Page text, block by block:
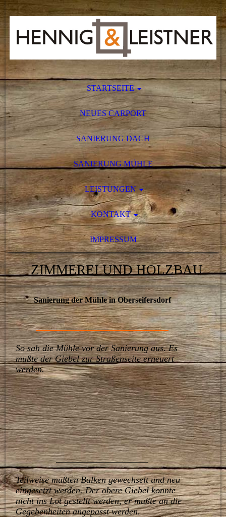
STARTSEITE
NEUES CARPORT
SANIERUNG DACH
SANIERUNG MÜHLE
LEISTUNGEN
KONTAKT
IMPRESSUM
ZIMMEREI UND HOLZBAU
Sanierung der Mühle in Oberseifersdorf
So sah die Mühle vor der Sanierung aus. Es
mußte der Giebel zur Straßenseite erneuert
werden.
Teilweise mußten Balken gewechselt und neu
eingesetzt werden. Der obere Giebel konnte
nicht ins Lot gestellt werden, er mußte an die
Gegebenheiten angepasst werden.